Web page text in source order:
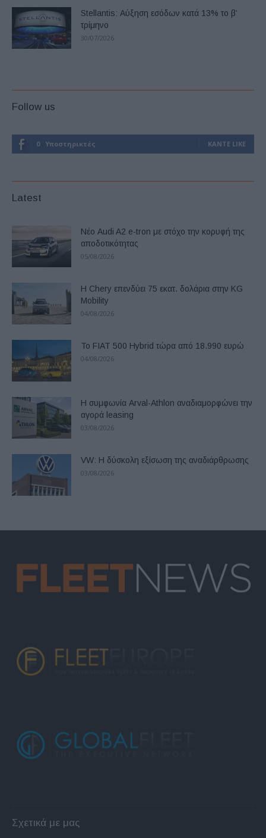
Stellantis: Αύξηση εσόδων κατά 13% το β’
τρίμηνο
30/07/2026
Follow us
0 Υποστηρικτές ΚΆΝΤΕ LIKE
Latest
Νέο Audi A2 e-tron με στόχο την κορυφή της
αποδοτικότητας
05/08/2026
Η Chery επενδύει 75 εκατ. δολάρια στην KG
Mobility
04/08/2026
Το FIAT 500 Hybrid τώρα από 18.990 ευρώ
04/08/2026
Η συμφωνία Arval-Athlon αναδιαμορφώνει την
αγορά leasing
03/08/2026
VW: Η δύσκολη εξίσωση της αναδιάρθρωσης
03/08/2026
Σχετικά με μας